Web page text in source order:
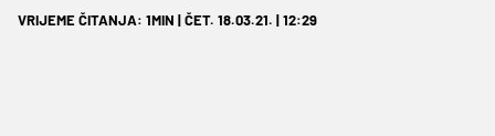
VRIJEME ČITANJA: 1MIN | ČET. 18.03.21. | 12:29